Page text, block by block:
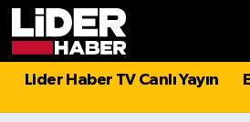
Lider Haber TV Canlı Yayın
Politika
Hava Durumu